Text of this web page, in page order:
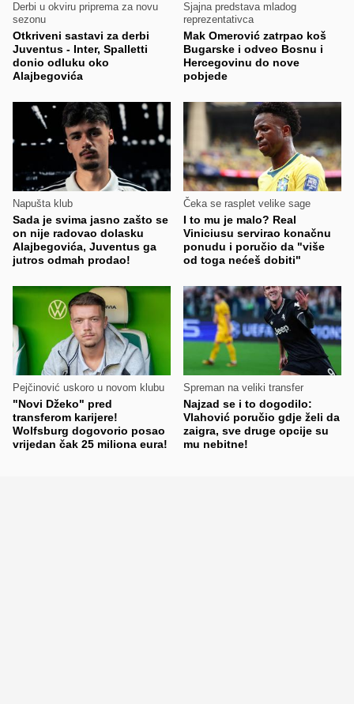
Derbi u okviru priprema za novu
sezonu
Otkriveni sastavi za derbi
Juventus - Inter, Spalletti
donio odluku oko
Alajbegovića
Sjajna predstava mladog
reprezentativca
Mak Omerović zatrpao koš
Bugarske i odveo Bosnu i
Hercegovinu do nove
pobjede
Napušta klub
Sada je svima jasno zašto se
on nije radovao dolasku
Alajbegovića, Juventus ga
jutros odmah prodao!
Čeka se rasplet velike sage
I to mu je malo? Real
Viniciusu servirao konačnu
ponudu i poručio da "više
od toga nećeš dobiti"
Pejčinović uskoro u novom klubu
"Novi Džeko" pred
transferom karijere!
Wolfsburg dogovorio posao
vrijedan čak 25 miliona eura!
Spreman na veliki transfer
Najzad se i to dogodilo:
Vlahović poručio gdje želi da
zaigra, sve druge opcije su
mu nebitne!